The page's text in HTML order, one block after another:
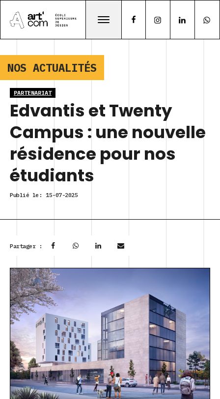
NOS ACTUALITÉS
PARTENARIAT
Edvantis et Twenty
Campus : une nouvelle
résidence pour nos
étudiants
Publié le: 15-07-2025
Partager :